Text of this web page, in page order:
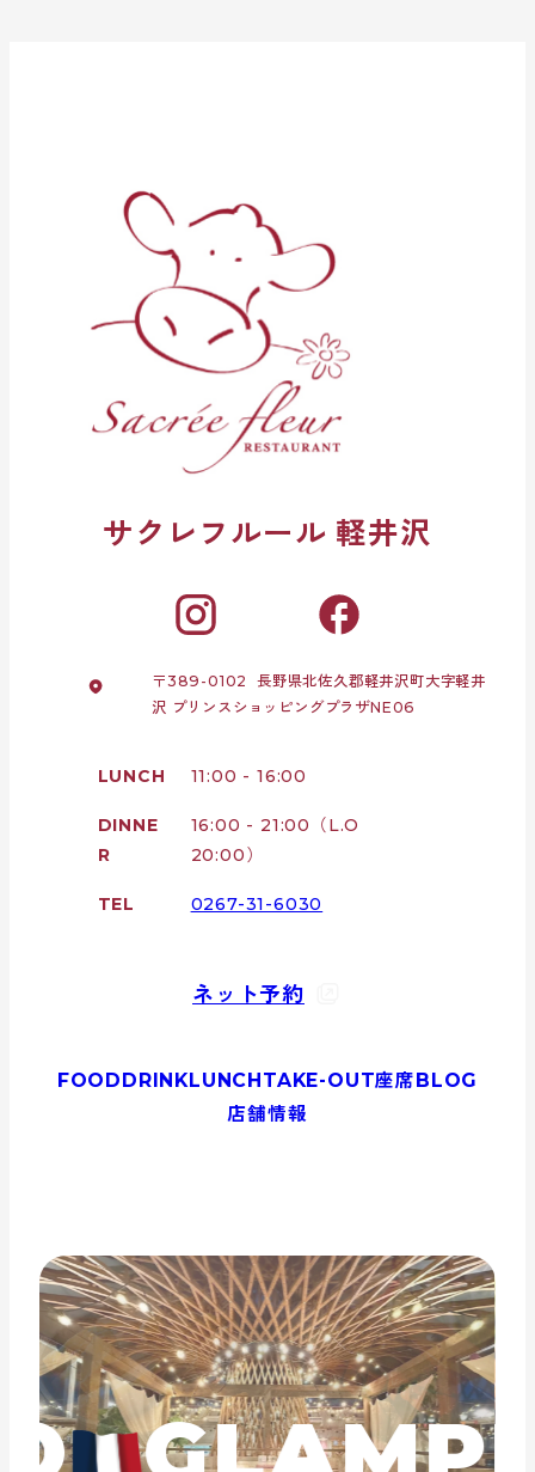
サクレフルール 軽井沢
〒389-0102 長野県北佐久郡軽井沢町大字軽井
沢 プリンスショッピングプラザNE06
LUNCH 11:00 - 16:00
DINNE
R
16:00 - 21:00（L.O
20:00）
TEL 0267-31-6030
ネット予約
FOODDRINKLUNCHTAKE-OUT座席BLOG
店舗情報